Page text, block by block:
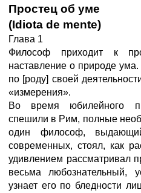
Простец об уме
(Idiota de mente)
Глава 1
Философ приходит к
наставление о природе
по [роду] своей
«измерения».
Во время юбилейного
спешили в Рим, полные
один философ,
современных, стоял, как
удивлением рассматривал
весьма любознательный,
узнает его по бледности